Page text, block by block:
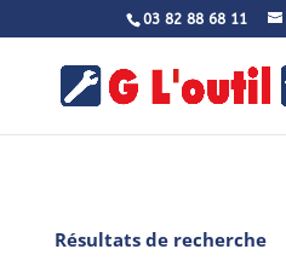
03 82 88 68 11
Résultats de recherche